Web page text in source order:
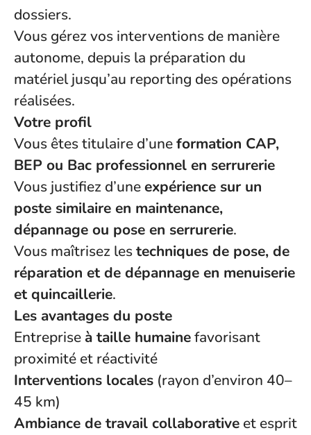
dossiers.
Vous gérez vos interventions de manière
autonome, depuis la préparation du
matériel jusqu’au reporting des opérations
réalisées.
Votre profil
Vous êtes titulaire d’uneformation CAP,
BEP ou Bac professionnel en serrurerie
Vous justifiez d’uneexpérience sur un
poste similaire en maintenance,
dépannage ou pose en serrurerie.
Vous maîtrisez lestechniques de pose, de
réparation et de dépannage en menuiserie
et quincaillerie.
Les avantages du poste
Entreprise à taille humainefavorisant
proximité et réactivité
Interventions locales (rayon d’environ 40–
45 km)
Ambiance de travail collaborative et esprit